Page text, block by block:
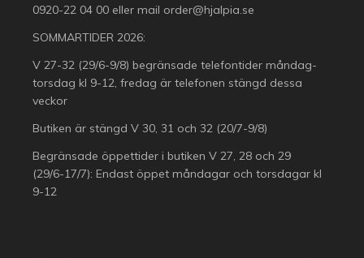
0920-22 04 00 eller mail order@hjalpia.se
SOMMARTIDER 2026:
V 27-32 (29/6-9/8) begränsade telefontider måndag-
torsdag kl 9-12, fredag är telefonen stängd dessa
veckor
Butiken är stängd V 30, 31 och 32 (20/7-9/8)
Begränsade öppettider i butiken V 27, 28 och 29
(29/6-17/7): Endast öppet måndagar och torsdagar kl
9-12